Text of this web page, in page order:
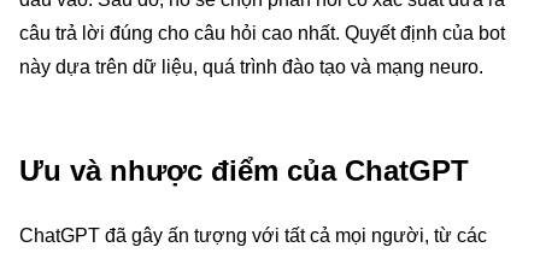
câu trả lời đúng cho câu hỏi cao nhất. Quyết định của bot
này dựa trên dữ liệu, quá trình đào tạo và mạng neuro.
Ưu và nhược điểm của ChatGPT
ChatGPT đã gây ấn tượng với tất cả mọi người, từ các